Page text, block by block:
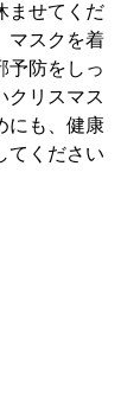
ませてくだ
マスクを着
予防をしっ
クリスマス
にも、健康
てください